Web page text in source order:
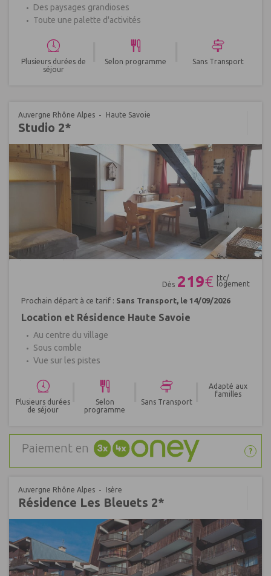
Des paysages grandioses
Toute une palette d'activités
Plusieurs durées de
séjour
Selon programme Sans Transport
Auvergne Rhône Alpes Haute Savoie
Studio 2*
Dès 219€ ttc/
logement
Prochain départ à ce tarif : Sans Transport, le 14/09/2026
Location et Résidence Haute Savoie
Au centre du village
Sous comble
Vue sur les pistes
Plusieurs durées
de séjour
Selon
programme
Sans Transport
Adapté aux
familles
Paiement en ?
Auvergne Rhône Alpes Isère
Résidence Les Bleuets 2*